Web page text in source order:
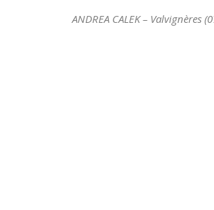
ANDREA CALEK – Valvignères